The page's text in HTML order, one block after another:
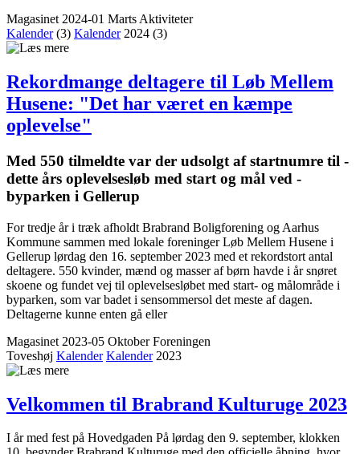
Magasinet 2024-01 Marts Aktiviteter
Kalender (3) Kalender2024 (3)
Rekordmange deltagere til Løb Mellem
Husene: "Det har været en kæmpe
oplevelse"
Med 550 ­tilmeldte var der udsolgt af startnumre til ­
dette års ­oplevelsesløb med start og mål ved ­
byparken i Gellerup
For tredje år i træk afholdt Brabrand Boligforening og Aarhus
Kommune sammen med lokale foreninger Løb Mellem Husene i
Gellerup lørdag den 16. september 2023 med et rekordstort antal
deltagere. 550 kvinder, mænd og masser af børn havde i år snøret
skoene og fundet vej til oplevelsesløbet med start- og målområde i
byparken, som var badet i sensommersol det meste af dagen.
Deltagerne kunne enten gå eller
Magasinet 2023-05 Oktober Foreningen
Toveshøj Kalender Kalender2023
Velkommen til Brabrand Kulturuge 2023
I år med fest på Hovedgaden På lørdag den 9. september, klokken